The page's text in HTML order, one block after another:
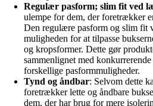
Regulær pasform; slim fit ved
ulempe for dem, der foretrækker
Den regulære pasform og slim fit
muligheden for at tilpasse
og kropsformer. Dette gør
sammenlignet med
forskellige pasformmuligheder.
Tynd og åndbar: Selvom dette
foretrækker lette og åndbare
dem, der har brug for mere